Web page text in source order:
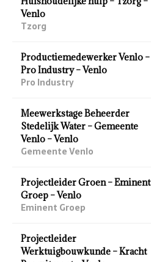
Venlo
Tzorg
Productiemedewerker Venlo –
Pro Industry – Venlo
Pro Industry
Meewerkstage Beheerder
Stedelijk Water – Gemeente
Venlo – Venlo
Gemeente Venlo
Projectleider Groen – Eminent
Groep – Venlo
Eminent Groep
Projectleider
Werktuigbouwkunde – Kracht